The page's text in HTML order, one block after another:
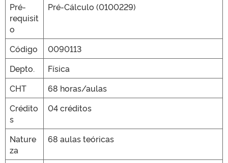
Pré-
requisit
o
Pré-Cálculo (0100229)
Código
0090113
Depto.
Física
CHT
68 horas/aulas
Crédito
s
04 créditos
Nature
za
68 aulas teóricas